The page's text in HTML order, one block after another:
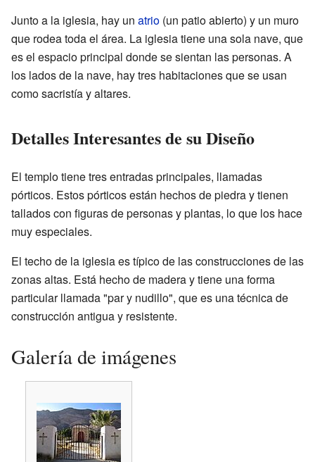
Junto a la iglesia, hay un atrio (un patio abierto) y un muro
que rodea toda el área. La iglesia tiene una sola nave, que
es el espacio principal donde se sientan las personas. A
los lados de la nave, hay tres habitaciones que se usan
como sacristía y altares.
Detalles Interesantes de su Diseño
El templo tiene tres entradas principales, llamadas
pórticos. Estos pórticos están hechos de piedra y tienen
tallados con figuras de personas y plantas, lo que los hace
muy especiales.
El techo de la iglesia es típico de las construcciones de las
zonas altas. Está hecho de madera y tiene una forma
particular llamada "par y nudillo", que es una técnica de
construcción antigua y resistente.
Galería de imágenes